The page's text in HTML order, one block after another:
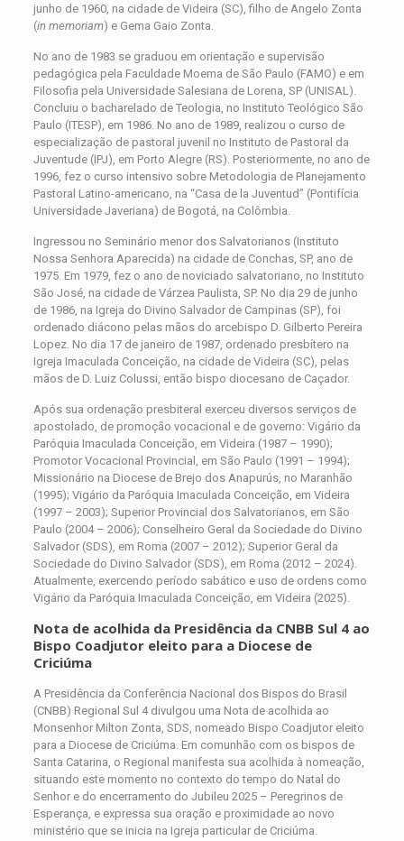
junho de 1960, na cidade de Videira (SC), filho de Angelo Zonta
(in memoriam) e Gema Gaio Zonta.
No ano de 1983 se graduou em orientação e supervisão
pedagógica pela Faculdade Moema de São Paulo (FAMO) e em
Filosofia pela Universidade Salesiana de Lorena, SP (UNISAL).
Concluiu o bacharelado de Teologia, no Instituto Teológico São
Paulo (ITESP), em 1986. No ano de 1989, realizou o curso de
especialização de pastoral juvenil no Instituto de Pastoral da
Juventude (IPJ), em Porto Alegre (RS). Posteriormente, no ano de
1996, fez o curso intensivo sobre Metodologia de Planejamento
Pastoral Latino-americano, na “Casa de la Juventud” (Pontifícia
Universidade Javeriana) de Bogotá, na Colômbia.
Ingressou no Seminário menor dos Salvatorianos (Instituto
Nossa Senhora Aparecida) na cidade de Conchas, SP, ano de
1975. Em 1979, fez o ano de noviciado salvatoriano, no Instituto
São José, na cidade de Várzea Paulista, SP. No dia 29 de junho
de 1986, na Igreja do Divino Salvador de Campinas (SP), foi
ordenado diácono pelas mãos do arcebispo D. Gilberto Pereira
Lopez. No dia 17 de janeiro de 1987, ordenado presbítero na
Igreja Imaculada Conceição, na cidade de Videira (SC), pelas
mãos de D. Luiz Colussi, então bispo diocesano de Caçador.
Após sua ordenação presbiteral exerceu diversos serviços de
apostolado, de promoção vocacional e de governo: Vigário da
Paróquia Imaculada Conceição, em Videira (1987 – 1990);
Promotor Vocacional Provincial, em São Paulo (1991 – 1994);
Missionário na Diocese de Brejo dos Anapurús, no Maranhão
(1995); Vigário da Paróquia Imaculada Conceição, em Videira
(1997 – 2003); Superior Provincial dos Salvatorianos, em São
Paulo (2004 – 2006); Conselheiro Geral da Sociedade do Divino
Salvador (SDS), em Roma (2007 – 2012); Superior Geral da
Sociedade do Divino Salvador (SDS), em Roma (2012 – 2024).
Atualmente, exercendo período sabático e uso de ordens como
Vigário da Paróquia Imaculada Conceição, em Videira (2025).
Nota de acolhida da Presidência da CNBB Sul 4 ao
Bispo Coadjutor eleito para a Diocese de
Criciúma
A Presidência da Conferência Nacional dos Bispos do Brasil
(CNBB) Regional Sul 4 divulgou uma Nota de acolhida ao
Monsenhor Milton Zonta, SDS, nomeado Bispo Coadjutor eleito
para a Diocese de Criciúma. Em comunhão com os bispos de
Santa Catarina, o Regional manifesta sua acolhida à nomeação,
situando este momento no contexto do tempo do Natal do
Senhor e do encerramento do Jubileu 2025 – Peregrinos de
Esperança, e expressa sua oração e proximidade ao novo
ministério que se inicia na Igreja particular de Criciúma.